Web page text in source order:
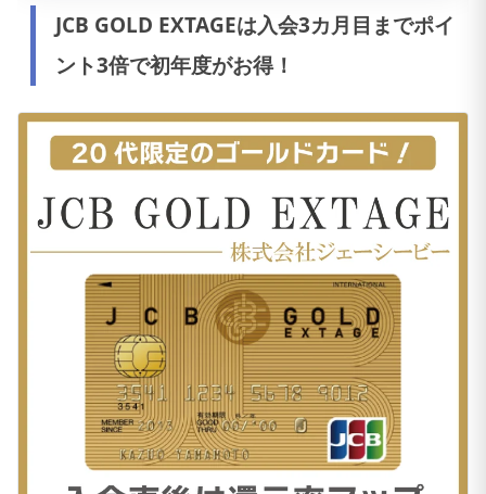
JCB GOLD EXTAGEは入会3カ月目までポイ
ント3倍で初年度がお得！